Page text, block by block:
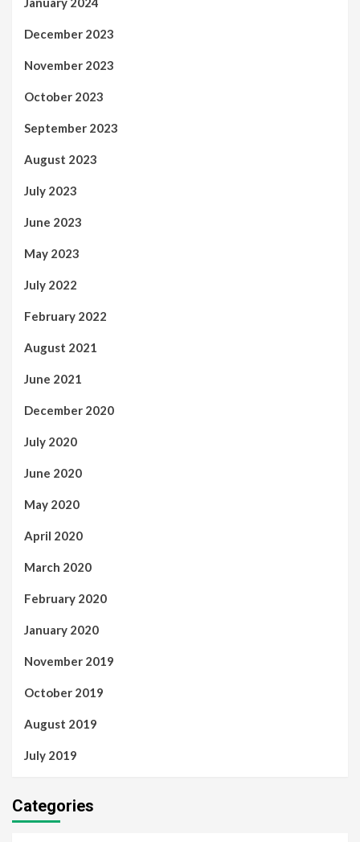
December 2023
November 2023
October 2023
September 2023
August 2023
July 2023
June 2023
May 2023
July 2022
February 2022
August 2021
June 2021
December 2020
July 2020
June 2020
May 2020
April 2020
March 2020
February 2020
January 2020
November 2019
October 2019
August 2019
July 2019
Categories